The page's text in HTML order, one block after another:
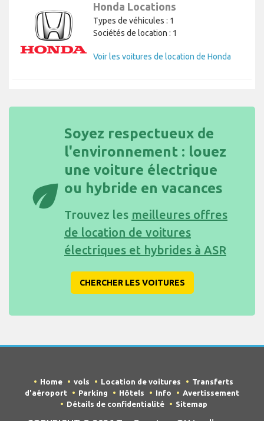
Honda Locations
Types de véhicules : 1
Sociétés de location : 1
Voir les voitures de location de Honda
eco
Soyez respectueux de
l'environnement : louez
une voiture électrique
ou hybride en vacances
Trouvez les meilleures offres
de location de voitures
électriques et hybrides à ASR
CHERCHER LES VOITURES
Home vols Location de voitures
Transferts
d'aéroport
Parking Hôtels Info
Avertissement
Détails de confidentialité
Sitemap